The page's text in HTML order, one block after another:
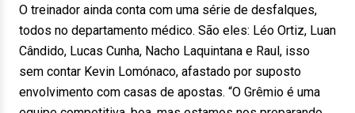
O treinador ainda conta com uma série de desfalques,
todos no departamento médico. São eles: Léo Ortiz, Luan
Cândido, Lucas Cunha, Nacho Laquintana e Raul, isso
sem contar Kevin Lomónaco, afastado por suposto
envolvimento com casas de apostas. “O Grêmio é uma